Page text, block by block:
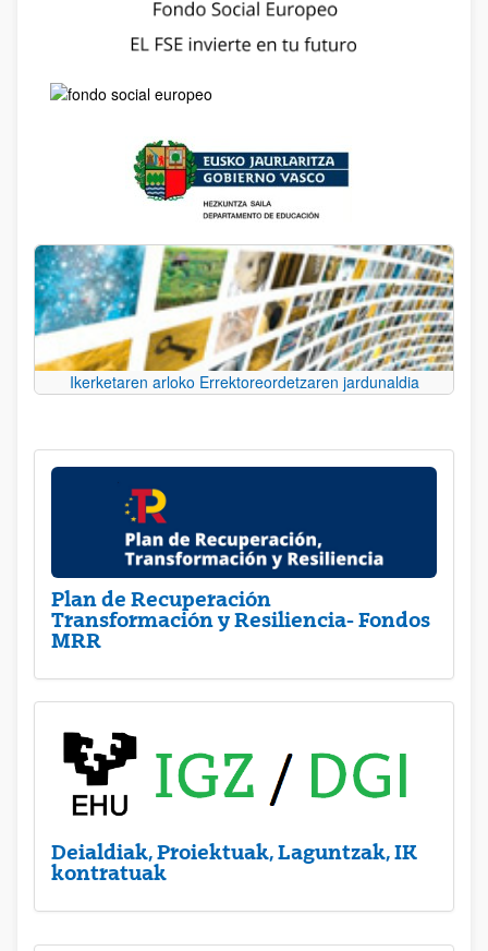
Ikerketaren arloko Errektoreordetzaren jardunaldia
Plan de Recuperación
Transformación y Resiliencia- Fondos
MRR
Deialdiak, Proiektuak, Laguntzak, IK
kontratuak